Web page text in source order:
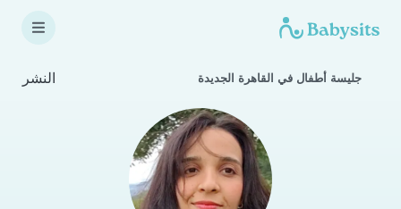
جليسة أطفال في القاهرة الجديدة النشر